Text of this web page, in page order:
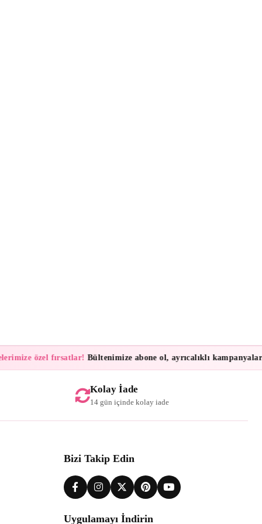
özel fırsatlar!Bültenimize abone ol, ayrıcalıklı kampanyalar
Kolay İade
14 gün içinde kolay iade
Bizi Takip Edin
Uygulamayı İndirin